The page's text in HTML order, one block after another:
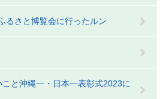
るさと博覧会に行ったルン
と沖縄一・日本一表彰式2023に